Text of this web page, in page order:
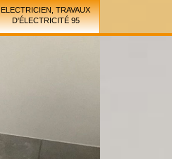
ELECTRICIEN, TRAVAUX
D'ÉLECTRICITÉ 95